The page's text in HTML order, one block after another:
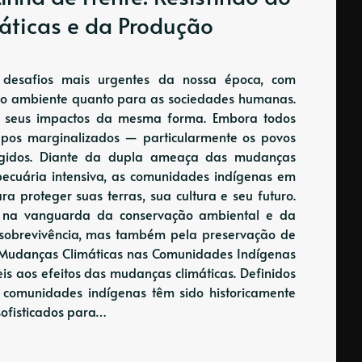
e da Produção
mais urgentes da nossa época, com
ambiente quanto para as sociedades humanas.
impactos da mesma forma. Embora todos
marginalizados — particularmente os povos
Diante da dupla ameaça das mudanças
intensiva, as comunidades indígenas em
proteger suas terras, sua cultura e seu futuro.
vanguarda da conservação ambiental e da
mas também pela preservação de
Climáticas nas Comunidades Indígenas
​​aos efeitos das mudanças climáticas. Definidos
indígenas têm sido historicamente
para…